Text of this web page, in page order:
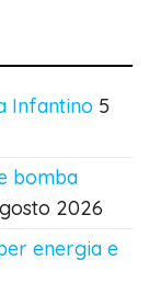
Infantino 5
bomba
2026
energia e